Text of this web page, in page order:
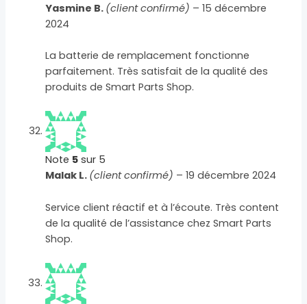
Yasmine B. (client confirmé) – 15 décembre
2024
La batterie de remplacement fonctionne
parfaitement. Très satisfait de la qualité des
produits de Smart Parts Shop.
Note 5 sur 5
Malak L. (client confirmé) – 19 décembre 2024
Service client réactif et à l’écoute. Très content
de la qualité de l’assistance chez Smart Parts
Shop.